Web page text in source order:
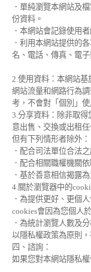
．單純瀏覽本網站及
份資料。
．本網站會記錄使用
．利用本網站提供的
名、電話、傳真、電
2.使用資料：本網站
網站流量和網路行為
考，不會對「個別」使
3.分享資料：除非取
意出售、交換或出租
但有下列情形者除外：
．配合司法單位合法之
．配合相關職權機關
．基於善意相信揭露
4.關於瀏覽器中的
．為提供更好、更個
cookies會因為您個人
．為統計瀏覽人數及
以隱私權政策為原則
四、諮詢：
如果您對本網站隱私